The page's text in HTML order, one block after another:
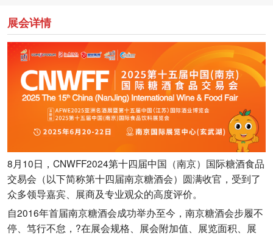
展会详情
8月10日，CNWFF2024第十四届中国（南京）国际糖酒食品
交易会（以下简称第十四届南京糖酒会）圆满收官，受到了
众多领导嘉宾、展商及专业观众的高度评价。
自2016年首届南京糖酒会成功举办至今，南京糖酒会步履不
停、笃行不怠，?在展会规格、展会附加值、展览面积、展